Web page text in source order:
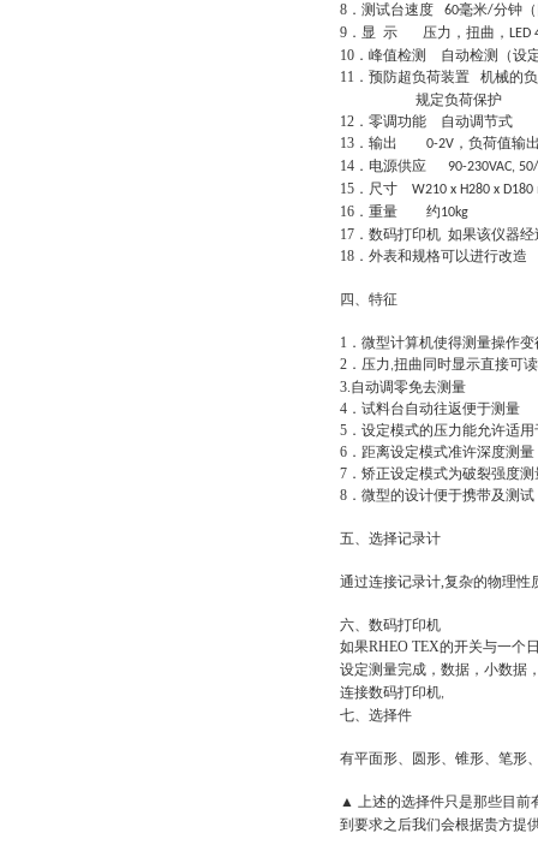
8 ．测试台速度 60毫米/分钟
9 ．显 示 压力，扭曲， LED
10 ．峰值检测 自动检测（设
11 ．预防超负荷装置 机械的
规定负荷保护
12 ．零调功能 自动调节式
13 ．输出 0-2V ，负荷值输
14 ．电源供应 90-230VAC,
15 ．尺寸 W210 x H280 x D180
16 ．重量 约10kg
17 ．数码打印机 如果该仪器
18 ．外表和规格可以进行改造
四、特征
1 ．微型计算机使得测量操作
2 ．压力,扭曲同时显示直接可读
3.自动调零免去测量
4 ．试料台自动往返便于测量
5 ．设定模式的压力能允许适
6 ．距离设定模式准许深度测量
7 ．矫正设定模式为破裂强度
8 ．微型的设计便于携带及测试
五、选择记录计
通过连接记录计,复杂的物理性
六、数码打印机
如果RHEO TEX的开关与一个
设定测量完成，数据，小数据
连接数码打印机,
七、选择件
有平面形、圆形、锥形、笔形
▲ 上述的选择件只是那些目前
到要求之后我们会根据贵方提